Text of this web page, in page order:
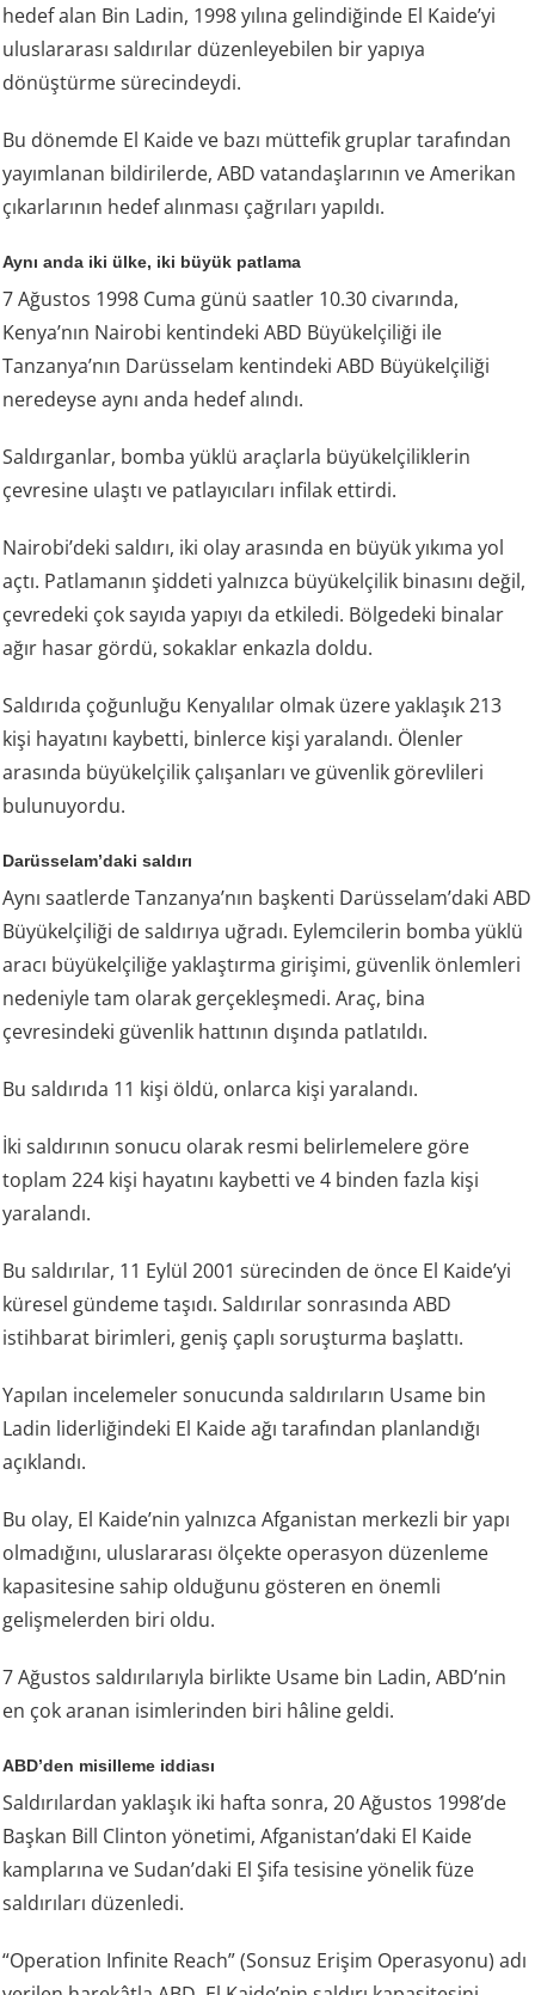
hedef alan Bin Ladin, 1998 yılına gelindiğinde El Kaide’yi
uluslararası saldırılar düzenleyebilen bir yapıya
dönüştürme sürecindeydi.
Bu dönemde El Kaide ve bazı müttefik gruplar tarafından
yayımlanan bildirilerde, ABD vatandaşlarının ve Amerikan
çıkarlarının hedef alınması çağrıları yapıldı.
Aynı anda iki ülke, iki büyük patlama
7 Ağustos 1998 Cuma günü saatler 10.30 civarında,
Kenya’nın Nairobi kentindeki ABD Büyükelçiliği ile
Tanzanya’nın Darüsselam kentindeki ABD Büyükelçiliği
neredeyse aynı anda hedef alındı.
Saldırganlar, bomba yüklü araçlarla büyükelçiliklerin
çevresine ulaştı ve patlayıcıları infilak ettirdi.
Nairobi’deki saldırı, iki olay arasında en büyük yıkıma yol
açtı. Patlamanın şiddeti yalnızca büyükelçilik binasını değil,
çevredeki çok sayıda yapıyı da etkiledi. Bölgedeki binalar
ağır hasar gördü, sokaklar enkazla doldu.
Saldırıda çoğunluğu Kenyalılar olmak üzere yaklaşık 213
kişi hayatını kaybetti, binlerce kişi yaralandı. Ölenler
arasında büyükelçilik çalışanları ve güvenlik görevlileri
bulunuyordu.
Darüsselam’daki saldırı
Aynı saatlerde Tanzanya’nın başkenti Darüsselam’daki ABD
Büyükelçiliği de saldırıya uğradı. Eylemcilerin bomba yüklü
aracı büyükelçiliğe yaklaştırma girişimi, güvenlik önlemleri
nedeniyle tam olarak gerçekleşmedi. Araç, bina
çevresindeki güvenlik hattının dışında patlatıldı.
Bu saldırıda 11 kişi öldü, onlarca kişi yaralandı.
İki saldırının sonucu olarak resmi belirlemelere göre
toplam 224 kişi hayatını kaybetti ve 4 binden fazla kişi
yaralandı.
Bu saldırılar, 11 Eylül 2001 sürecinden de önce El Kaide’yi
küresel gündeme taşıdı. Saldırılar sonrasında ABD
istihbarat birimleri, geniş çaplı soruşturma başlattı.
Yapılan incelemeler sonucunda saldırıların Usame bin
Ladin liderliğindeki El Kaide ağı tarafından planlandığı
açıklandı.
Bu olay, El Kaide’nin yalnızca Afganistan merkezli bir yapı
olmadığını, uluslararası ölçekte operasyon düzenleme
kapasitesine sahip olduğunu gösteren en önemli
gelişmelerden biri oldu.
7 Ağustos saldırılarıyla birlikte Usame bin Ladin, ABD’nin
en çok aranan isimlerinden biri hâline geldi.
ABD’den misilleme iddiası
Saldırılardan yaklaşık iki hafta sonra, 20 Ağustos 1998’de
Başkan Bill Clinton yönetimi, Afganistan’daki El Kaide
kamplarına ve Sudan’daki El Şifa tesisine yönelik füze
saldırıları düzenledi.
“Operation Infinite Reach” (Sonsuz Erişim Operasyonu) adı